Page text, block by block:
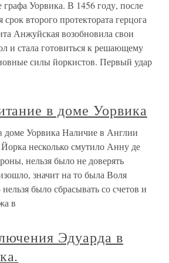
Уорвика. В 1456 году, после
срок второго протектората герцога
Анжуйская возобновила свои
и стала готовиться к решающему
силы йоркистов. Первый удар
в доме Уорвика
доме Уорвика Наличие в Англии
несколько смутило Анну де
нельзя было не доверять
значит на то была Воля
было сбрасывать со счетов и
в
Эдуарда в